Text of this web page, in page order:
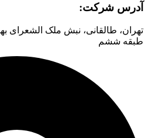
آدرس شرکت:
طبقه ششم